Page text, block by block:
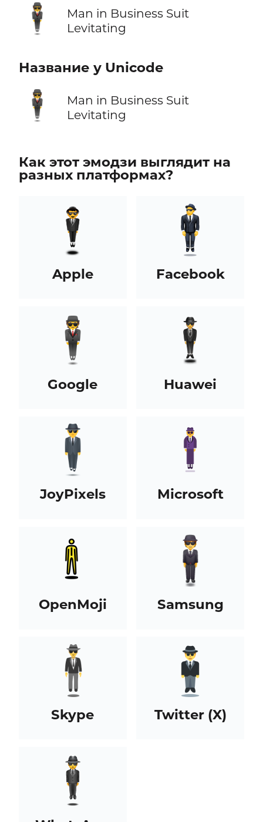
🕴️
Man in Business Suit
Levitating
Название у Unicode
🕴️
Man in Business Suit
Levitating
Как этот эмодзи выглядит на
разных платформах?
Apple Facebook
Google Huawei
JoyPixels Microsoft
OpenMoji Samsung
Skype Twitter (X)